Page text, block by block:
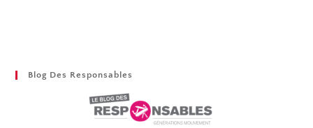
Blog Des Responsables